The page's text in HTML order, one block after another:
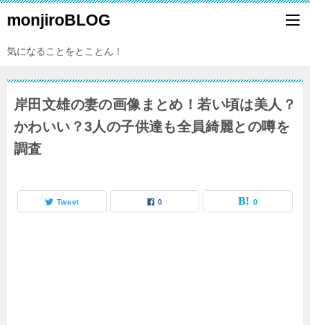
monjiroBLOG
気になることをとことん！
岸田文雄の妻の画像まとめ！若い頃は美人？
かわいい？3人の子供達も全員綺麗との噂を
調査
Tweet 0 0